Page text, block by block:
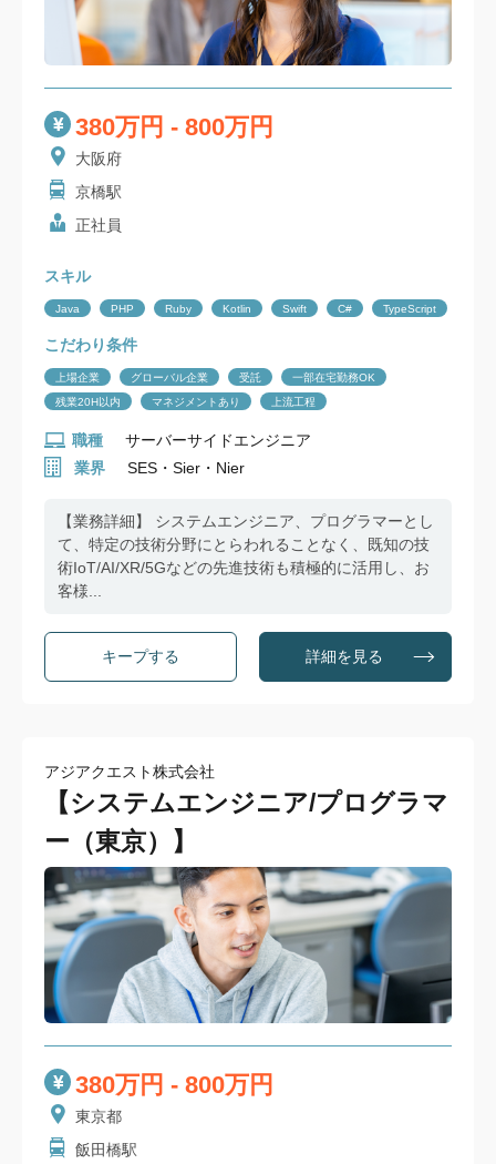
380万円 - 800万円
大阪府
京橋駅
正社員
スキル
Java PHP Ruby Kotlin Swift C# TypeScript
こだわり条件
上場企業 グローバル企業 受託
一部在宅勤務OK
残業20H以内
マネジメントあり 上流工程
職種
サーバーサイドエンジニア
業界
SES・Sier・Nier
【業務詳細】 システムエンジニア、プログラマーとし
て、特定の技術分野にとらわれることなく、既知の技
術IoT/AI/XR/5Gなどの先進技術も積極的に活用し、お
客様...
詳細を見る
アジアクエスト株式会社
【システムエンジニア/プログラマ
ー（東京）】
380万円 - 800万円
東京都
飯田橋駅